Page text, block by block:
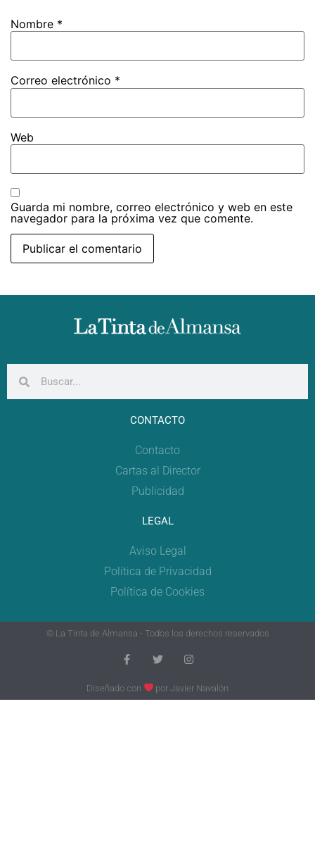
Nombre *
Correo electrónico *
Web
Guarda mi nombre, correo electrónico y web en este
navegador para la próxima vez que comente.
CONTACTO
Contacto
Cartas al Director
Publicidad
LEGAL
Aviso Legal
Política de Privacidad
Política de Cookies
© La Tinta de Almansa - Todos los derechos reservados
Diseñado con porJavier Navalón